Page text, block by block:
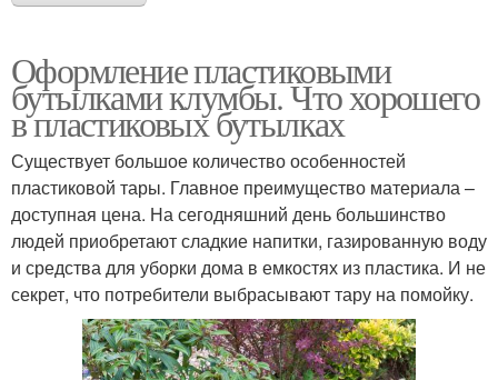
Игрушки из бутылок
Лайфхаки с
пластиковыми
бутылками
Бутылка в
оригинальный подарок
Поделки из
пластиковой бутылки
Оформление пластиковыми
бутылками клумбы. Что хорошего
в пластиковых бутылках
Существует большое количество особенностей
пластиковой тары. Главное преимущество материала –
доступная цена. На сегодняшний день большинство
людей приобретают сладкие напитки, газированную воду
и средства для уборки дома в емкостях из пластика. И не
секрет, что потребители выбрасывают тару на помойку.